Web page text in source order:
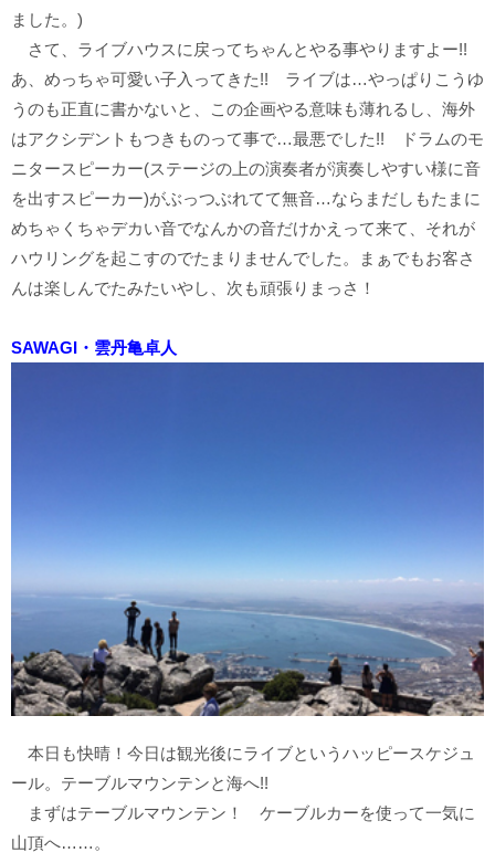
ました。)
さて、ライブハウスに戻ってちゃんとやる事やりますよー!!
あ、めっちゃ可愛い子入ってきた!! ライブは…やっぱりこうゆ
うのも正直に書かないと、この企画やる意味も薄れるし、海外
はアクシデントもつきものって事で…最悪でした!! ドラムのモ
ニタースピーカー(ステージの上の演奏者が演奏しやすい様に音
を出すスピーカー)がぶっつぶれてて無音…ならまだしもたまに
めちゃくちゃデカい音でなんかの音だけかえって来て、それが
ハウリングを起こすのでたまりませんでした。まぁでもお客さ
んは楽しんでたみたいやし、次も頑張りまっさ！
SAWAGI・雲丹亀卓人
本日も快晴！今日は観光後にライブというハッピースケジュ
ール。テーブルマウンテンと海へ!!
まずはテーブルマウンテン！ ケーブルカーを使って一気に
山頂へ……。